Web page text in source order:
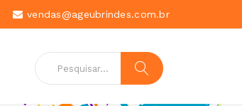
vendas@ageubrindes.com.br